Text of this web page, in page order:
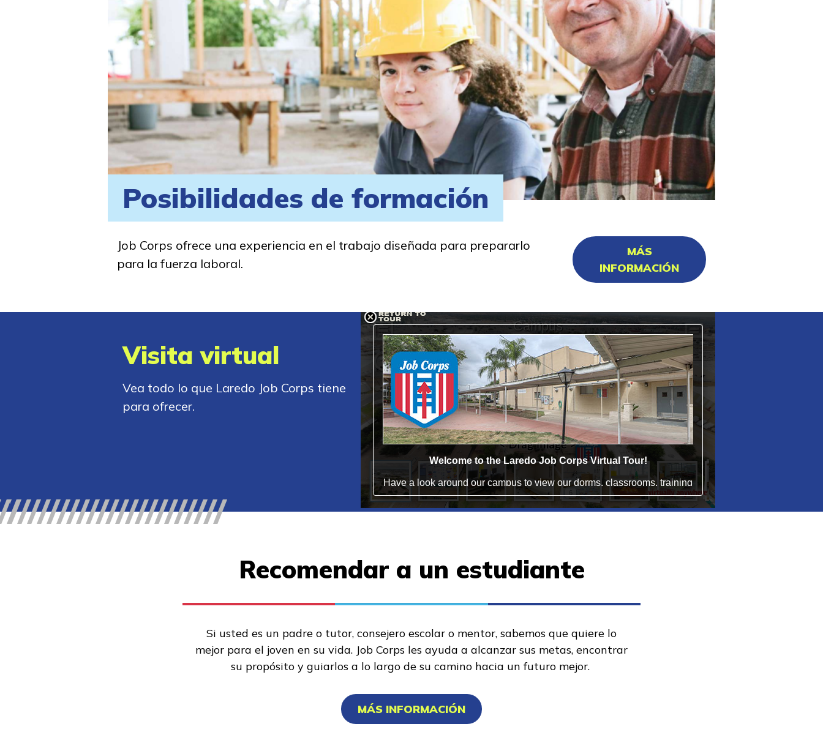
Posibilidades de formación
Job Corps ofrece una experiencia en el trabajo diseñada para prepararlo
para la fuerza laboral.
MÁS
INFORMACIÓN
Visita virtual
Vea todo lo que Laredo Job Corps tiene
para ofrecer.
Recomendar a un estudiante
Si usted es un padre o tutor, consejero escolar o mentor, sabemos que quiere lo
mejor para el joven en su vida. Job Corps les ayuda a alcanzar sus metas, encontrar
su propósito y guiarlos a lo largo de su camino hacia un futuro mejor.
MÁS INFORMACIÓN